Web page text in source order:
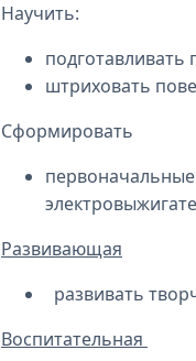
Научить:
подготавливать
штриховать
Сформировать
Развивающая
развивать
Воспитательная